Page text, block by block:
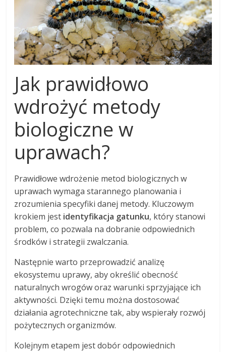
Jak prawidłowo
wdrożyć metody
biologiczne w
uprawach?
Prawidłowe wdrożenie metod biologicznych w
uprawach wymaga starannego planowania i
zrozumienia specyfiki danej metody. Kluczowym
krokiem jest identyfikacja gatunku, który stanowi
problem, co pozwala na dobranie odpowiednich
środków i strategii zwalczania.
Następnie warto przeprowadzić analizę
ekosystemu uprawy, aby określić obecność
naturalnych wrogów oraz warunki sprzyjające ich
aktywności. Dzięki temu można dostosować
działania agrotechniczne tak, aby wspierały rozwój
pożytecznych organizmów.
Kolejnym etapem jest dobór odpowiednich